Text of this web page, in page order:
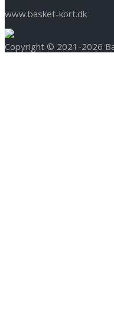
www.basket-kort.dk
Copyright © 2021-2026